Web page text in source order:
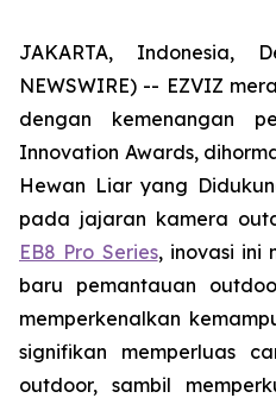
JAKARTA, Indonesia,
NEWSWIRE) -- EZVIZ
dengan kemenangan
Innovation Awards,
Hewan Liar yang
pada jajaran kamera
EB8 Pro Series, inovasi ini
baru pemantauan
memperkenalkan
signifikan memperluas
outdoor, sambil